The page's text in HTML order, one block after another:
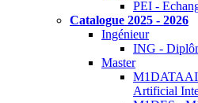
PEI -
Catalogue 2025 - 2026
Ingénieur
ING -
Master
M1DATAAI
Artificial